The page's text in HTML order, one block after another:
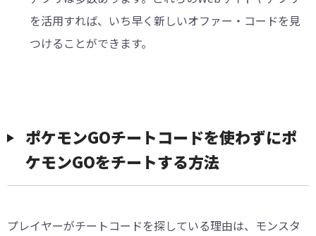
を活用すれば、いち早く新しいオファー・コードを見
つけることができます。
ポケモンGOチートコードを使わずにポ
ケモンGOをチートする方法
プレイヤーがチートコードを探している理由は、モンスタ